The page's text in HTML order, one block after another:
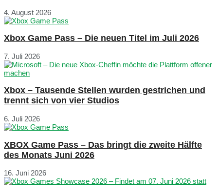
4. August 2026
Xbox Game Pass – Die neuen Titel im Juli 2026
7. Juli 2026
Xbox – Tausende Stellen wurden gestrichen und
trennt sich von vier Studios
6. Juli 2026
XBOX Game Pass – Das bringt die zweite Hälfte
des Monats Juni 2026
16. Juni 2026